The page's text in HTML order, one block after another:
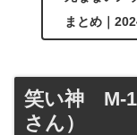
まとめ｜
笑い神 M-1
さん）